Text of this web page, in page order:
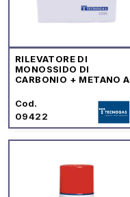
RILEVATORE DI
MONOSSIDO DI
CARBONIO + METANO A
Cod.
09422